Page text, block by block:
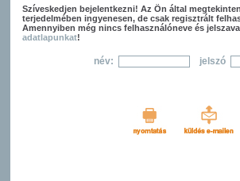
Szíveskedjen bejelentkezni! Az Ön által
terjedelmében ingyenesen, de csak regisztrált
Amennyiben még nincs felhasználóneve és
adatlapunkat!
név: jelszó